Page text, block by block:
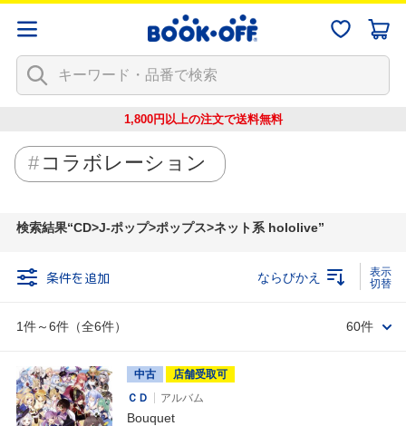
1,800円以上の注文で送料無料
コラボレーション
検索結果 CD>J-ポップ>ポップス>ネット系 hololive
条件を追加
1件～6件（全6件）
ならびかえ
60件
中古
店舗受取可
ＣＤ
アルバム
Bouquet